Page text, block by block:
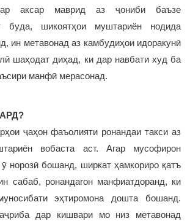
аксар маврид аз ҷониби баъзе
буда, шикоятҳои муштариён нодида
ин метавонад аз камбудиҳои идоракунӣ
шаҳодат диҳад, ки дар навбати худ ба
манфӣ мерасонад.
ҷаҳон фаъолияти ронандаи такси аз
вобаста аст. Агар мусофирон
ӯ норозӣ бошанд, ширкат ҳамкориро қатъ
сабаб, ронандагон манфиатдоранд, ки
эҳтиромона дошта бошанд.
дар кишвари мо низ метавонад